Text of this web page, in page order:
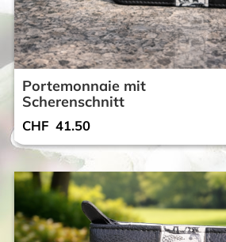
Portemonnaie mit
Scherenschnitt
CHF 41.50